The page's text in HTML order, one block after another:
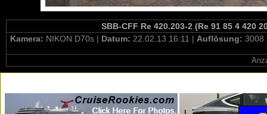
SBB-CFF Re 420.203-2 (Re 91 85 4 420
Kamera: NIKON D70s | Datum: 22.02.13 16:11 | Auflösung: 3008